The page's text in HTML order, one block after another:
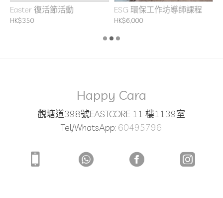
Easter 復活節活動
HK$350
ESG 環保工作坊導師課程
HK$6,000
Happy Cara
觀塘道398號EASTCORE 11 樓1139室
Tel/WhatsApp: 60495796